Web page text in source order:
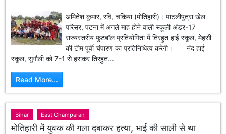
अमितेश कुमार, रवि, चकिया (मोतिहारी)। पाटलीपुत्रा खेल
परिसर, पटना में अगले माह होने वाली स्कूली अंडर-17
राज्यस्तरीय फुटबॉल प्रतियोगिता में तिरहुत हाई स्कूल, मेहसी
की टीम पूर्वी चंपारण का प्रतिनिधित्व करेगी। नंद हाई
स्कूल, सुगौली को 7-1 से हराकर तिरहुत...
Read More...
Bihar East Champaran
मोतिहारी में युवक की गला दबाकर हत्या, भाई की साली से था